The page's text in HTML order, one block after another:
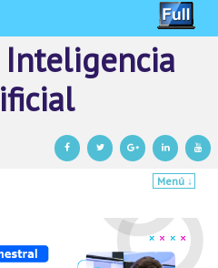
Inteligencia
Menú ↓